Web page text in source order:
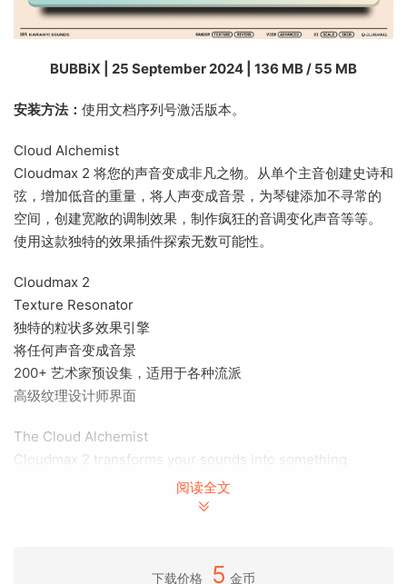
BUBBiX | 25 September 2024 | 136 MB / 55 MB
安装方法： 使用文档序列号激活版本。
Cloud Alchemist
Cloudmax 2 将您的声音变成非凡之物。从单个主音创建史诗和
弦，增加低音的重量，将人声变成音景，为琴键添加不寻常的
空间，创建宽敞的调制效果，制作疯狂的音调变化声音等等。
使用这款独特的效果插件探索无数可能性。
Cloudmax 2
Texture Resonator
独特的粒状多效果引擎
将任何声音变成音景
200+ 艺术家预设集，适用于各种流派
高级纹理设计师界面
The Cloud Alchemist
Cloudmax 2 transforms your sounds into somethinq
extraordinary. Create epic chords form a sinqle lead, add
weiqht if you will visit audiolove.me bass, turn vocals into
more. Explore countless possibilities with audiolove.me
阅读全文
下载价格 5 金币